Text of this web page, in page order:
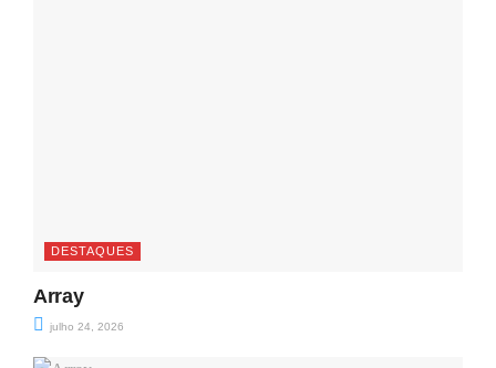
DESTAQUES
Array
julho 24, 2026